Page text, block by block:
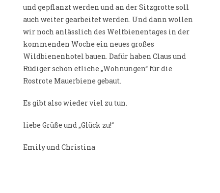
und gepflanzt werden und an der Sitzgrotte soll
auch weiter gearbeitet werden. Und dann wollen
wir noch anlässlich des Weltbienentages in der
kommenden Woche ein neues großes
Wildbienenhotel bauen. Dafür haben Claus und
Rüdiger schon etliche „Wohnungen“ für die
Rostrote Mauerbiene gebaut.
Es gibt also wieder viel zu tun.
liebe Grüße und „Glück zu!“
Emily und Christina